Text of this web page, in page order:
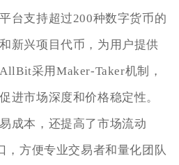
台支持超过200种数字货币的
新兴项目代币，为用户提供
采用Maker-Taker机制，
进市场深度和价格稳定性。
成本，还提高了市场流动
，方便专业交易者和量化团队